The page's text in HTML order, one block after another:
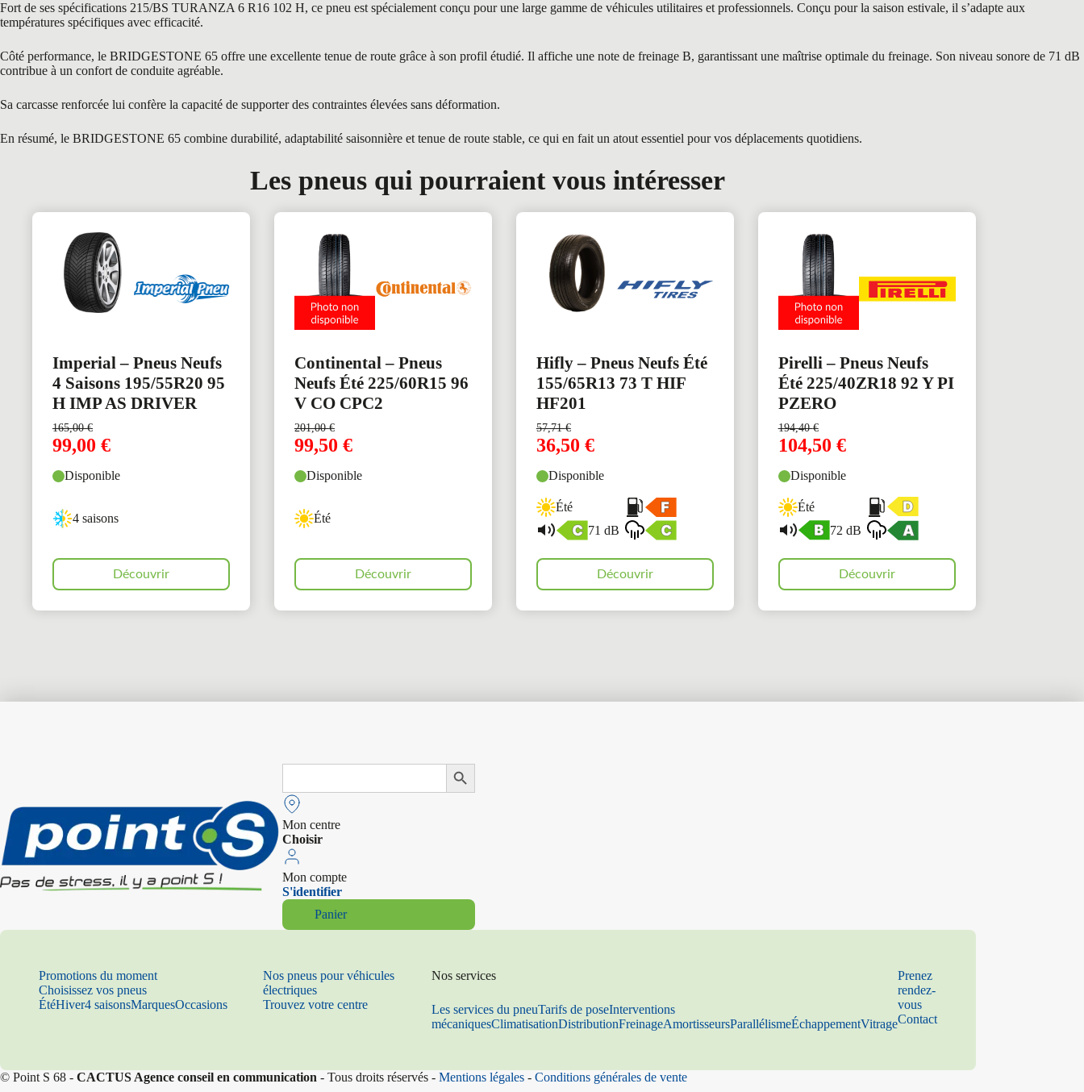
Fort de ses spécifications 215/BS TURANZA 6 R16 102 H, ce pneu est spécialement conçu pour une large gamme de véhicules utilitaires et professionnels. Conçu pour la saison estivale, il s’adapte aux
températures spécifiques avec efficacité.
Côté performance, le BRIDGESTONE 65 offre une excellente tenue de route grâce à son profil étudié. Il affiche une note de freinage B, garantissant une maîtrise optimale du freinage. Son niveau sonore de 71 dB
contribue à un confort de conduite agréable.
Sa carcasse renforcée lui confère la capacité de supporter des contraintes élevées sans déformation.
En résumé, le BRIDGESTONE 65 combine durabilité, adaptabilité saisonnière et tenue de route stable, ce qui en fait un atout essentiel pour vos déplacements quotidiens.
Les pneus qui pourraient vous intéresser
Imperial – Pneus Neufs
4 Saisons 195/55R20 95
H IMP AS DRIVER
165,00€
99,00 €
Disponible
4 saisons
Découvrir
Continental – Pneus
Neufs Été 225/60R15 96
V CO CPC2
201,00€
99,50 €
Disponible
Été
Découvrir
Hifly – Pneus Neufs Été
155/65R13 73 T HIF
HF201
57,71€
36,50 €
Disponible
Été
71 dB
Découvrir
Pirelli – Pneus Neufs
Été 225/40ZR18 92 Y PI
PZERO
194,40€
104,50 €
Disponible
Été
72 dB
Découvrir
Search
Search Button
Mon centre
Choisir
Mon compte
S'identifier
Panier
Promotions du moment
Choisissez vos pneus
ÉtéHiver4 saisonsMarquesOccasions
Nos pneus pour véhicules
électriques
Trouvez votre centre
Nos services
Les services du pneuTarifs de poseInterventions
mécaniquesClimatisationDistributionFreinageAmortisseursParallélismeÉchappementVitrage
Prenez
rendez-
vous
Contact
© Point S 68 - CACTUS Agence conseil en communication - Tous droits réservés - Mentions légales - Conditions générales de vente